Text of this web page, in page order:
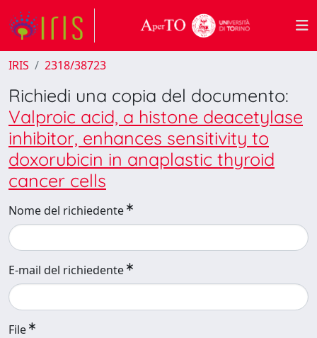
IRIS 2318/38723
Richiedi una copia del documento:
Valproic acid, a histone deacetylase
inhibitor, enhances sensitivity to
doxorubicin in anaplastic thyroid
cancer cells
Nome del richiedente
E-mail del richiedente
File